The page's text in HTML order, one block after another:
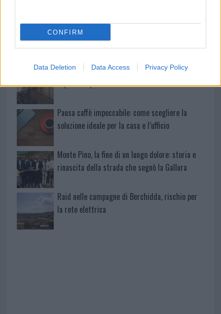
CONFIRM
Data Deletion Data Access Privacy Policy
Calangianus, dopo le polemiche il centro
accoglienza minori chiude
Olbia, divieto di sosta contro spaccio e degrado:
esplode la protesta
Pausa caffè impeccabile: come scegliere la
soluzione ideale per la casa e l’ufficio
Monte Pino, la fine di un lungo dolore: storia e
rinascita della strada che segnò la Gallura
Raid nelle campagne di Berchidda, rischio per
la rete elettrica